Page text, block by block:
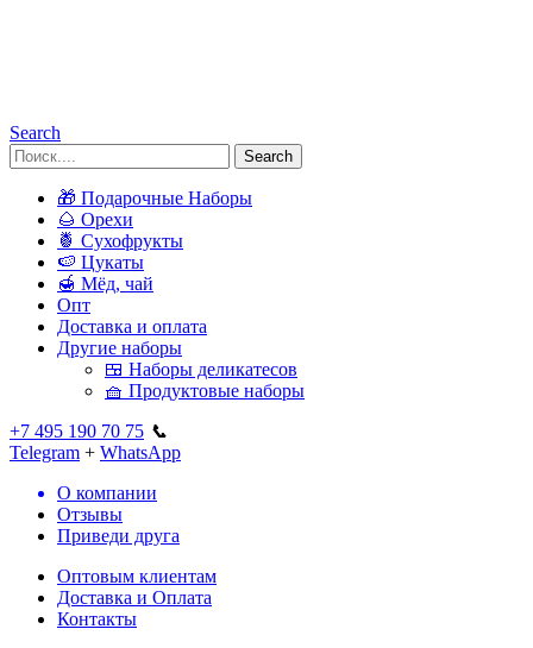
Search
Search
🎁 Подарочные Наборы
🌰 Орехи
🍍 Сухофрукты
🍉 Цукаты
🍯 Мёд, чай
Опт
Доставка и оплата
Другие наборы
🍱 Наборы деликатесов
🧺 Продуктовые наборы
+7 495 190 70 75 📞
Telegram + WhatsApp
О компании
Отзывы
Приведи друга
Оптовым клиентам
Доставка и Оплата
Контакты